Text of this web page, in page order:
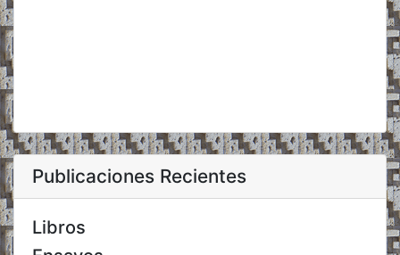
Publicaciones Recientes
Libros